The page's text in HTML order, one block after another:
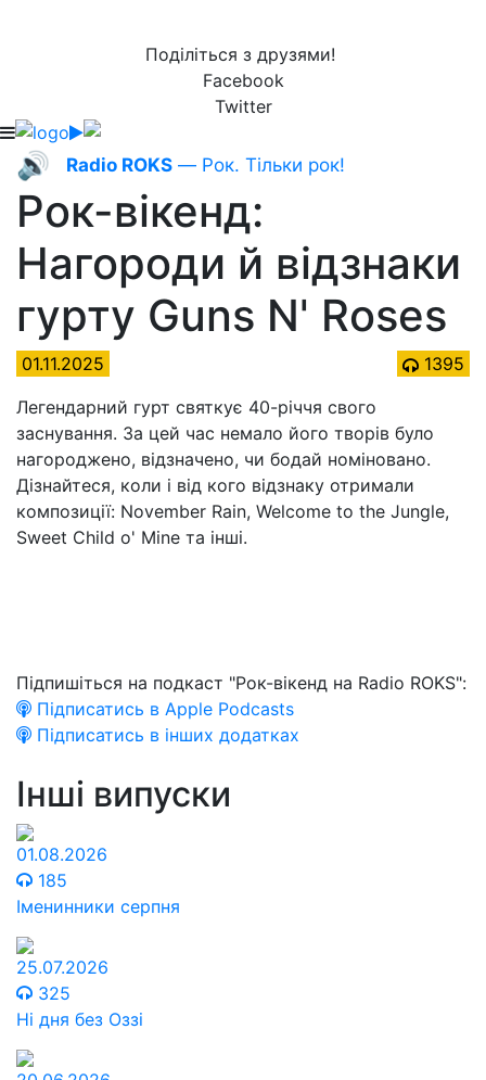
Поділіться з друзями!
Facebook
Twitter
🔊 Radio ROKS — Рок. Тільки рок!
Рок-вікенд:
Нагороди й відзнаки
гурту Guns N' Roses
01.11.2025
1395
Легендарний гурт святкує 40-річчя свого
заснування. За цей час немало його творів було
нагороджено, відзначено, чи бодай номіновано.
Дізнайтеся, коли і від кого відзнаку отримали
композиції: November Rain, Welcome to the Jungle,
Sweet Child o' Mine та інші.
Підпишіться на подкаст "Рок-вікенд на Radio ROKS":
Підписатись в Apple Podcasts
Підписатись в інших додатках
Інші випуски
01.08.2026
185
Іменинники серпня
25.07.2026
325
Ні дня без Оззі